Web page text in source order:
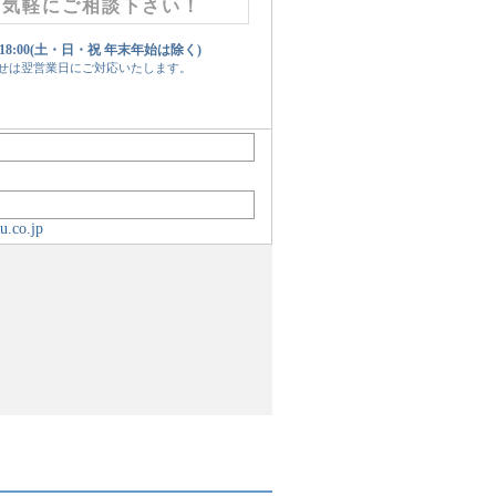
軽にご相談下さい！
土・日・祝 年末年始は除く)
翌営業日にご対応いたします。